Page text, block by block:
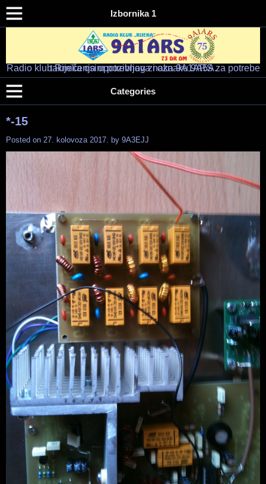
Izbornika 1
Radio klub "RIJEKA" – 9A1ARS – 9A5A
HAM RADIO KLUB RIJEKA
Radio klub Rijeka osim pozivnog znaka 9A1ARS za potrebe takmičenja upotrebljava i oznaku 9A5A.
Categories
*-15
Posted on 27. kolovoza 2017. by 9A3EJJ